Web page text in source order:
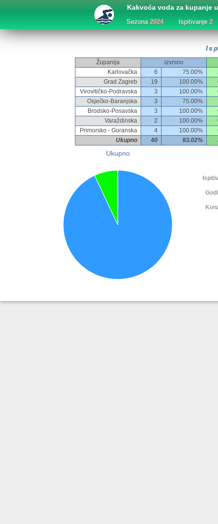
Kakvoća voda za kupanje
Sezona 2024 Ispitivanje2
Županija
izvrsno
Karlovačka
6 75.00%
Grad Zagreb
19 100.00%
Virovitičko-Podravska
3 100.00%
Osječko-Baranjska
3 75.00%
Brodsko-Posavska
3 100.00%
Varaždinska
2 100.00%
Primorsko - Goranska
4 100.00%
Ukupno
40 93.02%
Ukupno